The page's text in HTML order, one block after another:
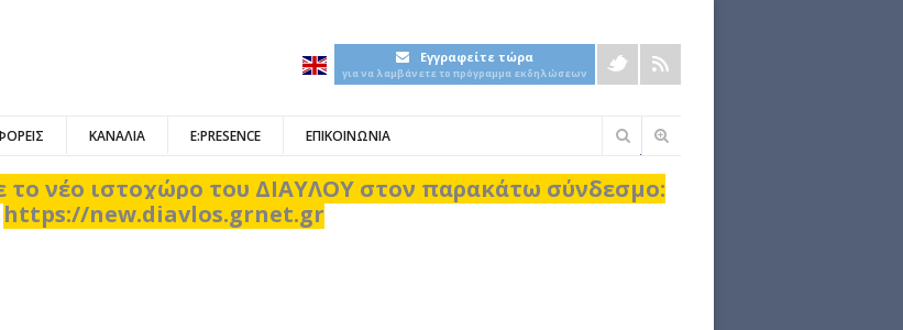
Εγγραφείτε τώρα
για να λαμβάνετε το πρόγραμμα εκδηλώσεων
ΚΑΝΑΛΙΑ E:PRESENCE ΕΠΙΚΟΙΝΩΝΙΑ
Φόρμα
αναζήτησης
το νέο ιστοχώρο του ΔΙΑΥΛΟΥ στον παρακάτω σύνδεσμο:
https://new.diavlos.grnet.gr